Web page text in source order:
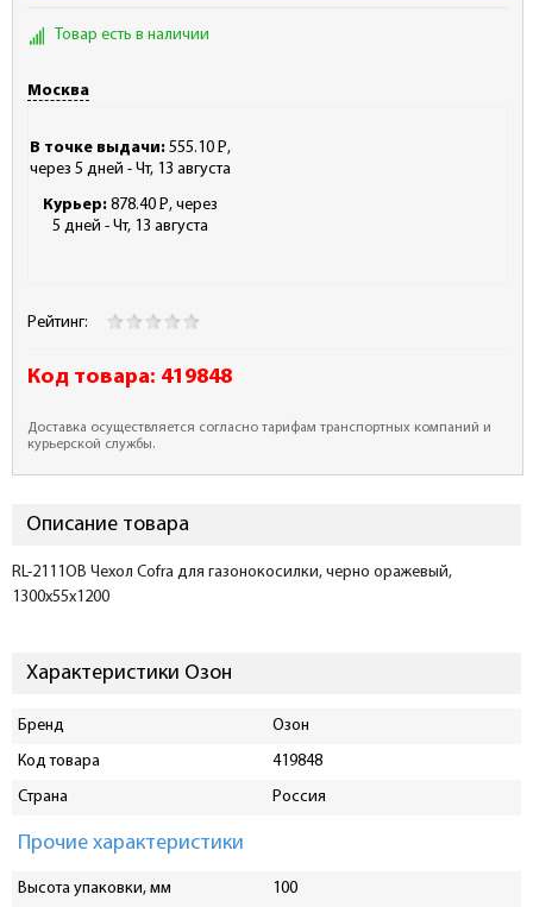
Товар есть в наличии
Москва
В точке выдачи: 555.10 Р
- ,
через 5 дней - Чт, 13 августа
Курьер: 878.40 Р
- , через
5 дней - Чт, 13 августа
Рейтинг:
Код товара: 419848
Доставка осуществляется согласно тарифам транспортных компаний и
курьерской службы.
Описание товара
RL-2111OB Чехол Cofra для газонокосилки, черно оражевый,
1300х55х1200
Характеристики Озон
Бренд
Озон
Код товара
419848
Страна
Россия
Прочие характеристики
Высота упаковки, мм
100